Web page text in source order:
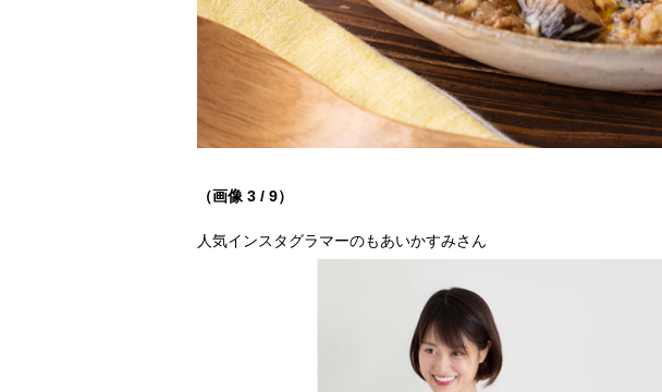
（画像 3 / 9）
人気インスタグラマーのもあいかすみさん